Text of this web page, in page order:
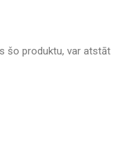
šo produktu, var atstāt